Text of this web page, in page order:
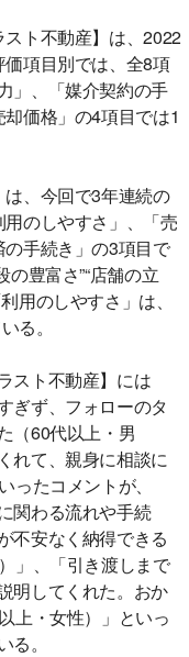
ト不動産】は、2022
項目別では、全8項
」、「媒介契約の手
価格」の4項目では1
、今回で3年連続の
のしやすさ」、「売
手続き」の3項目で
豊富さ”“店舗の立
用のしやすさ」は、
る。
スト不動産】には
ぎず、フォローのタ
（60代以上・男
れて、親身に相談に
たコメントが、
関わる流れや手続
不安なく納得できる
」、「引き渡しまで
明してくれた。おか
上・女性）」といっ
。